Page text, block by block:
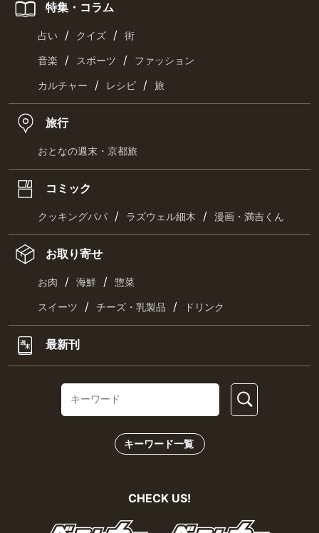
特集・コラム
占い / クイズ / 街
音楽 / スポーツ / ファッション
カルチャー / レシピ / 旅
旅行
おとなの週末・京都旅
コミック
クッキングパパ / ラズウェル細木 / 漫画・満吉くん
お取り寄せ
お肉 / 海鮮 / 惣菜
スイーツ / チーズ・乳製品 / ドリンク
最新刊
キーワード一覧
CHECK US!